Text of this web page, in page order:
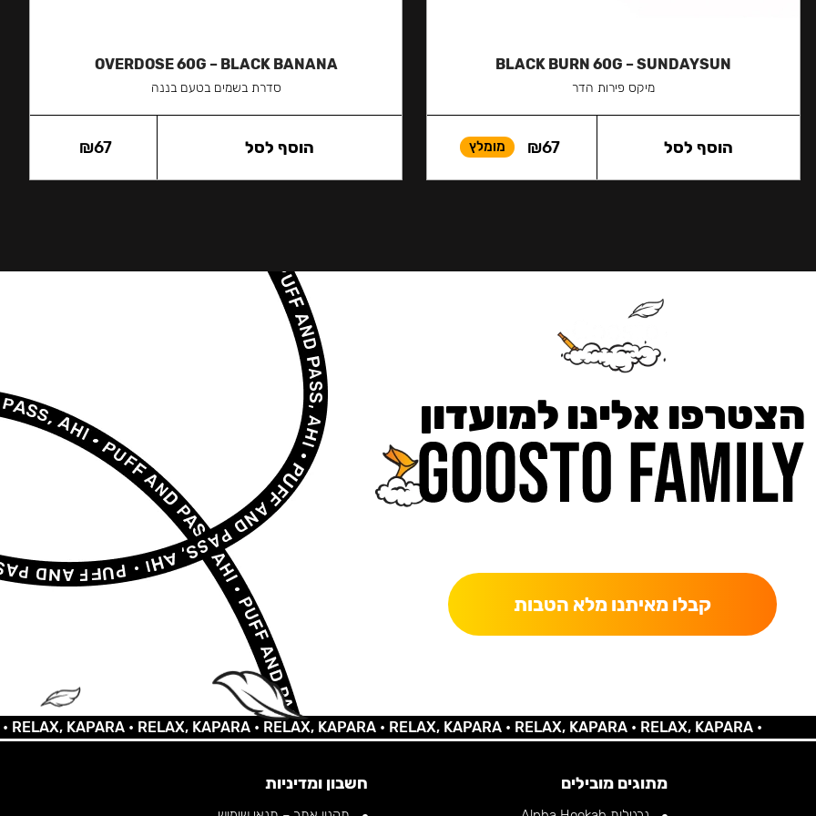
BLACK BURN 60G – SUNDAYSUN
מיקס פירות הדר
₪67 מומלץ הוסף לסל
OVERDOSE 60G – BLACK BANANA
סדרת בשמים בטעם בננה
₪67 הוסף לסל
הצטרפו אלינו למועדון
קבלו מאיתנו מלא הטבות
KAPARA •RELAX, KAPARA •RELAX, KAPARA •RELAX, KAPARA •RELAX, KAPARA •RELAX, KAPARA •
מתוגים מובילים חשבון ומדיניות